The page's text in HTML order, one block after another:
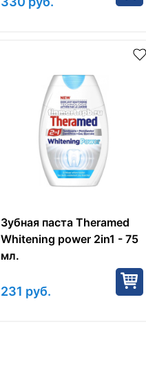
Зубная паста Theramed
Whitening power 2in1 - 75
мл.
231 руб.